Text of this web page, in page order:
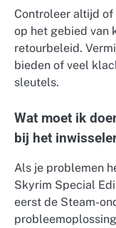
Controleer altijd
op het gebied van
retourbeleid.
bieden of veel
sleutels.
Wat moet ik
bij het
Als je problemen
Skyrim Special
eerst de Steam-